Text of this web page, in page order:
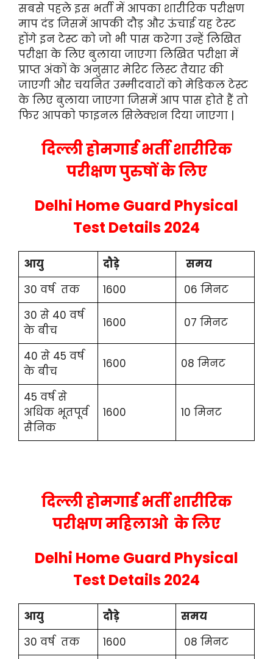
सबसे पहले इस भर्ती में आपका शारीरिक परीक्षण
माप दंड जिसमें आपकी दौड़ और ऊंचाई यह टेस्ट
होंगे इन टेस्ट को जो भी पास करेगा उन्हें लिखित
परीक्षा के लिए बुलाया जाएगा लिखित परीक्षा में
प्राप्त अंकों के अनुसार मेरिट लिस्ट तैयार की
जाएगी और चयनित उम्मीदवारों को मेडिकल टेस्ट
के लिए बुलाया जाएगा जिसमें आप पास होते हैं तो
फिर आपको फाइनल सिलेक्शन दिया जाएगा |
दिल्ली होमगार्ड भर्ती शारीरिक
परीक्षण पुरुषों के लिए
Delhi Home Guard Physical
Test Details 2024
आयु दौड़े
समय
30 वर्ष तक
1600
06 मिनट
30 से 40 वर्ष
के बीच
1600 07 मिनट
40 से 45 वर्ष
के बीच
1600 08 मिनट
45 वर्ष से
अधिक भूतपूर्व
सैनिक
1600 10 मिनट
दिल्ली होमगार्ड भर्ती शारीरिक
परीक्षण महिलाओ के लिए
Delhi Home Guard Physical
Test Details 2024
आयु दौड़े
समय
30 वर्ष तक
1600
08 मिनट